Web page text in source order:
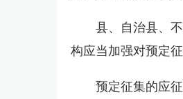
县、自治县、
构应当加强对预定
预定征集的应